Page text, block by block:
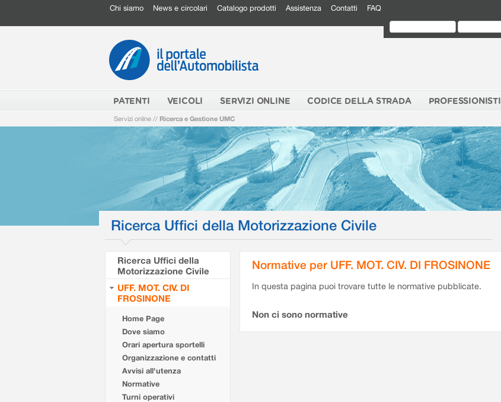
Chi siamo News e circolari Catalogo prodotti Assistenza Contatti FAQ
PATENTI VEICOLI SERVIZI ONLINE CODICE DELLA STRADA PROFESSIONISTI
Servizi online // Ricerca e Gestione UMC
Ricerca Uffici della Motorizzazione Civile
Ricerca Uffici della
Motorizzazione Civile
UFF. MOT. CIV. DI
FROSINONE
Home Page
Dove siamo
Orari apertura sportelli
Organizzazione e contatti
Avvisi all'utenza
Normative
Turni operativi
Normative per UFF. MOT. CIV. DI FROSINONE
In questa pagina puoi trovare tutte le normative pubblicate.
Non ci sono normative